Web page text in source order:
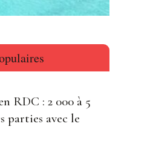
RDC : 2 000 à 5
parties avec le